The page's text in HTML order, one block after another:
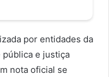
por entidades da
pública e justiça
nota oficial se